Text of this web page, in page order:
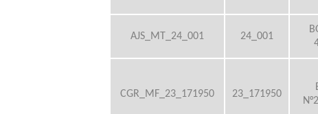
AJS_MT_24_001 24_001
CGR_MF_23_171950 23_171950